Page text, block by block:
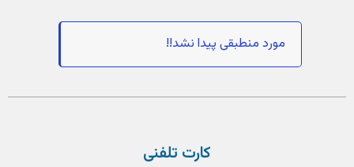
مورد منطبقی پیدا نشد!!
کارت تلفنی